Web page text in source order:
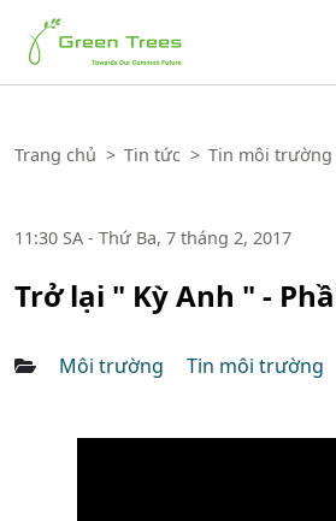
Green Trees
Trang chủ > Tin tức > Tin môi trường
11:30 SA - Thứ Ba, 7 tháng 2, 2017
Trở lại " Kỳ Anh " -
Môi trường Tin môi trường